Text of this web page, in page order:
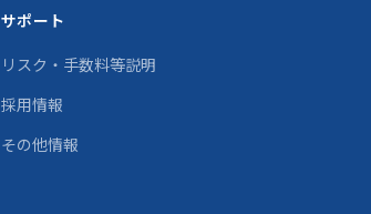
サポート
リスク・手数料等説明
採用情報
その他情報